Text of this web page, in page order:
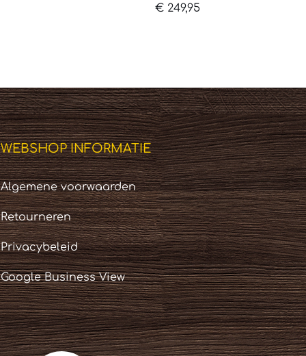
€249,95
WEBSHOP INFORMATIE
Algemene voorwaarden
Retourneren
Privacybeleid
Google Business View